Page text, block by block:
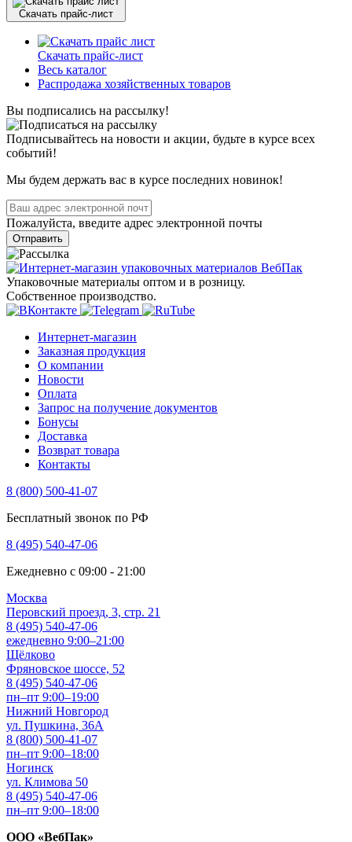
Скачать прайс-лист
Скачать прайс-лист
Весь каталог
Распродажа хозяйственных товаров
Вы подписались на рассылку!
Подписывайтесь на новости и акции, будьте в курсе всех
событий!
Мы будем держать вас в курсе последних новинок!
Пожалуйста, введите адрес электронной почты
Отправить
Упаковочные материалы оптом и в розницу.
Собственное производство.
Интернет-магазин
Заказная продукция
О компании
Новости
Оплата
Запрос на получение документов
Бонусы
Доставка
Возврат товара
Контакты
8 (800) 500-41-07
Бесплатный звонок по РФ
8 (495) 540-47-06
Ежедневно с 09:00 - 21:00
Москва
Перовский проезд, 3, стр. 21
8 (495) 540-47-06
ежедневно 9:00–21:00
Щёлково
Фряновское шоссе, 52
8 (495) 540-47-06
пн–пт 9:00–19:00
Нижний Новгород
ул. Пушкина, 36А
8 (800) 500-41-07
пн–пт 9:00–18:00
Ногинск
ул. Климова 50
8 (495) 540-47-06
пн–пт 9:00–18:00
ООО «ВебПак»